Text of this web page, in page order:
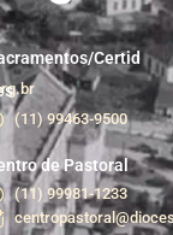
Certid
(11) 99463-9500
de Pastoral
(11) 99981-1233